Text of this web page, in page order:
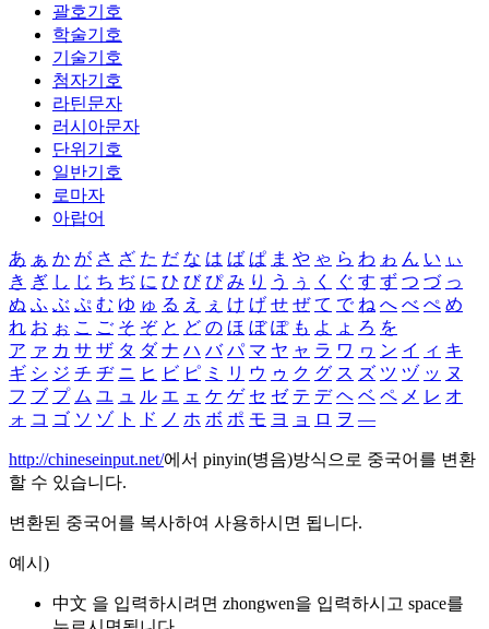
괄호기호
학술기호
기술기호
첨자기호
라틴문자
러시아문자
단위기호
일반기호
로마자
아랍어
あ ぁ か が さ ざ た だ な は ば ぱ ま や ゃ ら わ ゎ ん い ぃ
き ぎ し じ ち ぢ に ひ び ぴ み り う ぅ く ぐ す ず つ づ っ
ぬ ふ ぶ ぷ む ゆ ゅ る え ぇ け げ せ ぜ て で ね へ べ ぺ め
れ お ぉ こ ご そ ぞ と ど の ほ ぼ ぽ も よ ょ ろ を
ア ァ カ サ ザ タ ダ ナ ハ バ パ マ ヤ ャ ラ ワ ヮ ン イ ィ キ
ギ シ ジ チ ヂ ニ ヒ ビ ピ ミ リ ウ ゥ ク グ ス ズ ツ ヅ ッ ヌ
フ ブ プ ム ユ ュ ル エ ェ ケ ゲ セ ゼ テ デ ヘ ベ ペ メ レ オ
ォ コ ゴ ソ ゾ ト ド ノ ホ ボ ポ モ ヨ ョ ロ ヲ ―
http://chineseinput.net/에서 pinyin(병음)방식으로 중국어를 변환
할 수 있습니다.
변환된 중국어를 복사하여 사용하시면 됩니다.
예시)
中文 을 입력하시려면 zhongwen을 입력하시고 space를